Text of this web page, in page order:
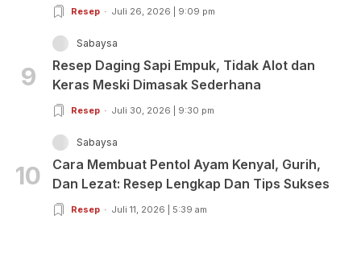
Resep Juli 26, 2026 | 9:09 pm
9
Sabaysa
Resep Daging Sapi Empuk, Tidak Alot dan
Keras Meski Dimasak Sederhana
Resep Juli 30, 2026 | 9:30 pm
10
Sabaysa
Cara Membuat Pentol Ayam Kenyal, Gurih,
Dan Lezat: Resep Lengkap Dan Tips Sukses
Resep Juli 11, 2026 | 5:39 am